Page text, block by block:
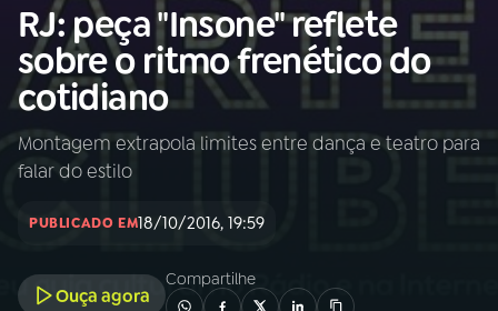
Buscar
na
Rádio
MEC
Buscar
Início AO VIVO
INÍCIO
A RÁDIO
RJ: peça "Insone" reflete
sobre o ritmo frenético do
cotidiano
Montagem extrapola limites entre dança e teatro para
falar do estilo
PUBLICADO EM18/10/2016, 19:59
Ouça agora
Compartilhe